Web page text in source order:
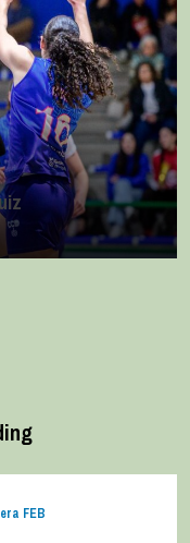
FEB